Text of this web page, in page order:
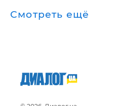
Смотреть ещё